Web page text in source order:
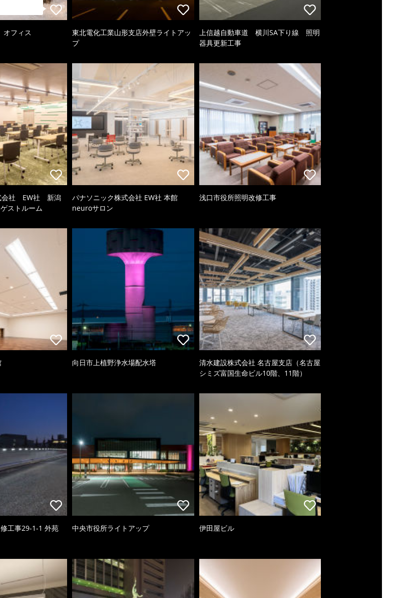
フィス
東北電化工業山形支店外壁ライトアッ
プ
上信越自動車道 横川SA下り線 照明
器具更新工事
会社 EW社 新潟
ストルーム
パナソニック株式会社 EW社 本館
neuroサロン
浅口市役所照明改修工事
向日市上植野浄水場配水塔
清水建設株式会社 名古屋支店（名古屋
シミズ富国生命ビル10階、11階）
工事29-1-1 外苑
中央市役所ライトアップ 伊田屋ビル